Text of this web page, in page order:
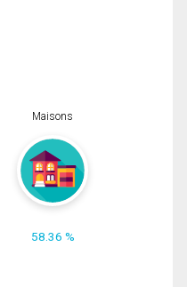
Maisons
58.36 %